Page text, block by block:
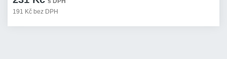
191 Kč bez DPH